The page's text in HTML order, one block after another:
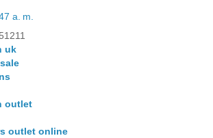
a. m.
uk
outlet
outlet online